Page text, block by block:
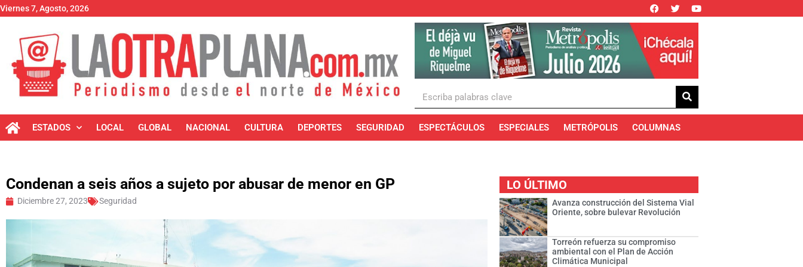
Viernes 7, Agosto, 2026
ESTADOS LOCAL GLOBAL NACIONAL CULTURA DEPORTES SEGURIDAD ESPECTÁCULOS ESPECIALES METRÓPOLIS COLUMNAS
Condenan a seis años a sujeto por abusar de menor en GP
Diciembre 27, 2023 Seguridad
LO ÚLTIMO
Avanza construcción del Sistema Vial
Oriente, sobre bulevar Revolución
Torreón refuerza su compromiso
ambiental con el Plan de Acción
Climática Municipal